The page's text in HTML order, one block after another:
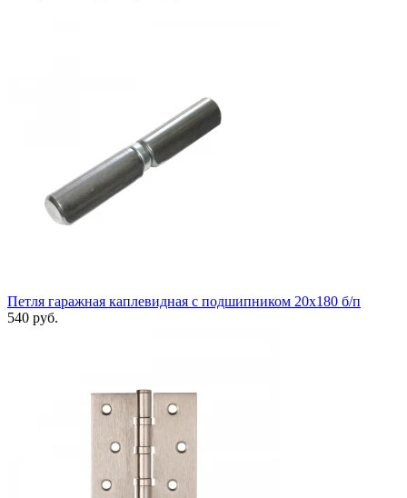
Петля гаражная каплевидная с подшипником 20x180 б/п
540 руб.